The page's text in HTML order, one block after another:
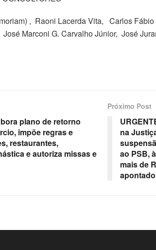
, Raoni Lacerda Vita, Carlos
Marconi G. Carvalho Júnior, José
plano de retorno
impõe regras e
restaurantes,
e autoriza missas e
Próximo Post
na
ao PSB,
mais de